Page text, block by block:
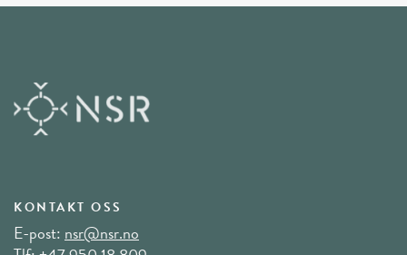
KONTAKT OSS
E-post:nsr@nsr.no